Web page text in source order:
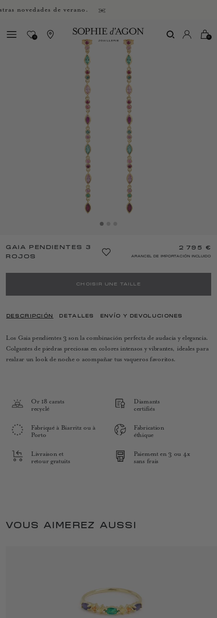
de verano.
0 0
GAIA PENDIENTES 3
ROJOS
2 795 €
ARANCEL DE IMPORTACIÓN INCLUIDO
CHOISIR UNE TAILLE
DESCRIPCIÓN DETALLES ENVÍO Y DEVOLUCIONES
Los Gaia pendientes 3 son la combinación perfecta de audacia y elegancia.
Colgantes de piedras preciosas en colores intensos y vibrantes, ideales para
realzar un look de noche o acompañar tus vaqueros favoritos.
Or 18 carats
recyclé
Diamants
certifiés
Fabriqué à Biarritz ou à
Porto
Fabrication
éthique
Livraison et
retour gratuits
Paiement en 3 ou 4x
sans frais
VOUS AIMEREZ AUSSI